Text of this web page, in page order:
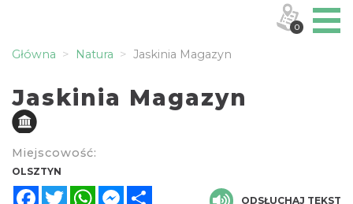
Główna Natura Jaskinia Magazyn
Jaskinia Magazyn
Miejscowość:
OLSZTYN
FacebookTwitterWhatsAppMessenger
ODSŁUCHAJ TEKST
0